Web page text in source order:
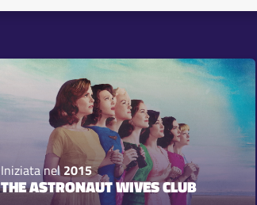
Iniziata nel 2015
THE ASTRONAUT WIVES CLUB